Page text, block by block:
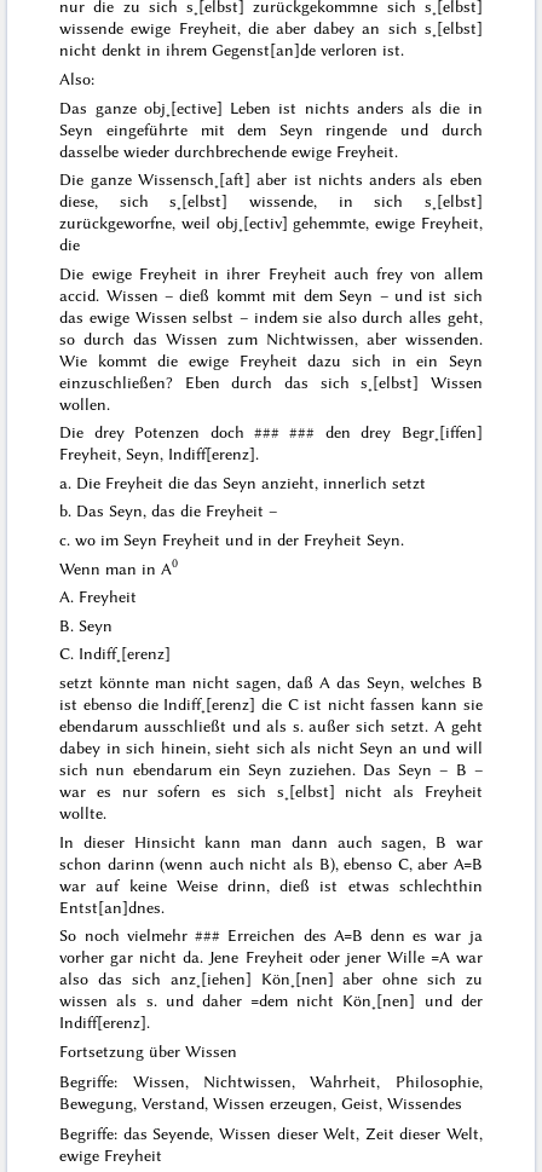
nur die zu sich s˖[elbst] zurückgekommne sich s˖[elbst]
wissende ewige Freyheit, die aber dabey an sich s˖[elbst]
nicht denkt in ihrem Gegenst[an]de verloren ist.
Also:
Das ganze obj˖[ective] Leben ist nichts anders als die in
Seyn eingeführte mit dem Seyn ringende und durch
dasselbe wieder durchbrechende ewige Freyheit.
Die ganze Wissensch˖[aft] aber ist nichts anders als eben
diese, sich s˖[elbst] wissende, in sich s˖[elbst]
zurückgeworfne, weil obj˖[ectiv] gehemmte, ewige Freyheit,
die
Die ewige Freyheit in ihrer Freyheit auch frey von allem
accid. Wissen – dieß kommt mit dem Seyn – und ist sich
das ewige Wissen selbst – indem sie also durch alles geht,
so durch das Wissen zum Nichtwissen, aber wissenden.
Wie kommt die ewige Freyheit dazu sich in ein Seyn
einzuschließen? Eben durch das sich s˖[elbst] Wissen
wollen.
Die drey Potenzen doch ### ### den drey Begr˖[iffen]
Freyheit, Seyn, Indiff[erenz].
a. Die Freyheit die das Seyn anzieht, innerlich setzt
b. Das Seyn, das die Freyheit –
c. wo im Seyn Freyheit und in der Freyheit Seyn.
Wenn man in A0
A. Freyheit
B. Seyn
C. Indiff˖[erenz]
setzt könnte man nicht sagen, daß A das Seyn, welches B
ist ebenso dieIndiff˖[erenz] die Cist nicht fassen kann sie
ebendarum ausschließt und als s. außer sich setzt. A geht
dabey in sich hinein, sieht sichals nicht Seyn an und will
sich nun ebendarum ein Seyn zuziehen. Das Seyn – B –
war es nur sofern es sich s˖[elbst] nichtals Freyheit
wollte.
In dieser Hinsicht kann man dann auch sagen, B war
schon darinn (wenn auch nicht als B), ebenso C, aber A=B
war auf keine Weise drinn, dieß ist etwas schlechthin
Entst[an]dnes.
So noch vielmehr### Erreichen des A=B denn es war ja
vorher gar nicht da. Jene Freyheit oder jener Wille =A war
also das sich anz˖[iehen] Kön˖[nen] aber ohne sich zu
wissenals s.und daher =dem nicht Kön˖[nen] und der
Indiff[erenz].
Fortsetzung über Wissen
Begriffe: Wissen, Nichtwissen, Wahrheit, Philosophie,
Bewegung, Verstand, Wissen erzeugen, Geist, Wissendes
Begriffe: das Seyende, Wissen dieser Welt, Zeit dieser Welt,
ewige Freyheit